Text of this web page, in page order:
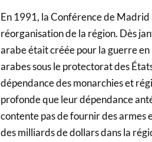
En 1991, la Conférence de
réorganisation de la région. Dès
arabe était créée pour la guerre en
arabes sous le protectorat des
dépendance des monarchies et
profonde que leur dépendance
contente pas de fournir des armes
des milliards de dollars dans la